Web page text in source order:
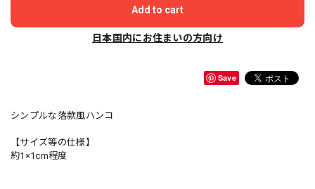
Add to cart
日本国内にお住まいの方向け
Save
シンプルな落款風ハンコ
【サイズ等の仕様】
約1×1cm程度